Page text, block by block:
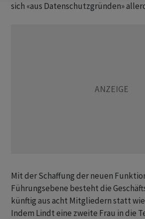
sich «aus Datenschutzgründen»
Mit der Schaffung der neuen
Führungsebene besteht die
künftig aus acht Mitgliedern statt wie
Indem Lindt eine zweite Frau in die